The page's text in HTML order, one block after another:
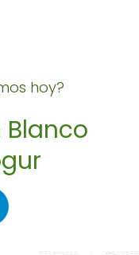
hoy?
Blanco